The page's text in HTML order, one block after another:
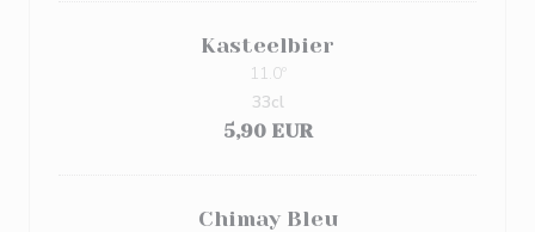
Kasteelbier
11.0º
5,90 EUR
33cl
Chimay Bleu